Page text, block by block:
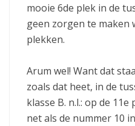
mooie 6de plek in de
geen zorgen te maken
plekken.
Arum wel! Want dat
zoals dat heet, in de
klasse B. n.l.: op de
net als de nummer 10